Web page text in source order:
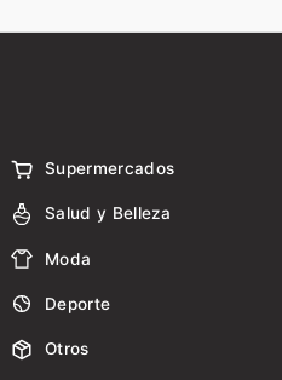
Supermercados
Salud y Belleza
Moda
Deporte
Otros